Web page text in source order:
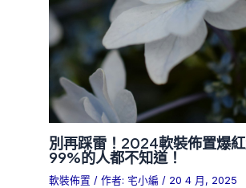
別再踩雷！2024軟裝佈置爆紅
99%的人都不知道！
軟裝佈置 / 作者: 宅小編/ 20 4 月, 2025